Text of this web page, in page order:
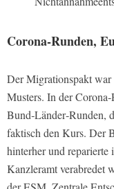
Corona‑Runden,
Der Migrationspakt war
Musters. In der
Bund‑Länder‑Runden,
faktisch den Kurs. Der
hinterher und reparierte
Kanzleramt verabredet